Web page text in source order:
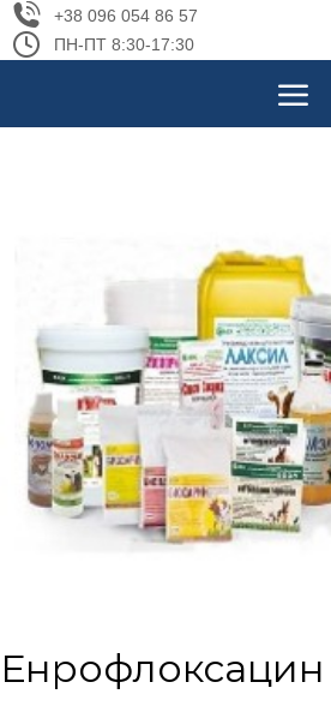
+38 096 054 86 57
ПН-ПТ 8:30-17:30
Енрофлоксацин